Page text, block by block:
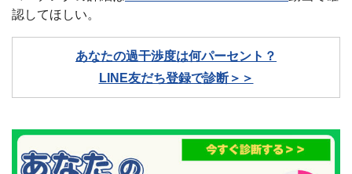
認してほしい。
あなたの過干渉度は何パーセント？
LINE友だち登録で診断＞＞